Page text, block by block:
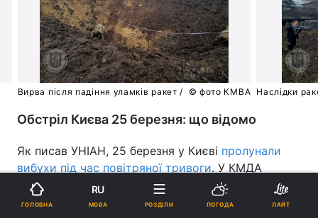
Вирва після падіння уламків ракет / © фото КМВА Наслідки
Обстріл Києва 25 березня: що відомо
Як писав УНІАН, 25 березня у Києві пролунали
вибухи під час повітряної тривоги. У КМДА
зазначили, що на той час в місті працювали сили
ППО.
ГОЛОВНА
RU
МОВА РОЗДІЛИ ПОГОДА ЛАЙТ